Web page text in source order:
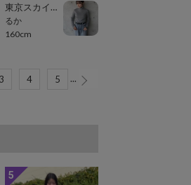
東京スカイツリータウン・ソラマチ
るか
160cm
3 4 5 ...
5